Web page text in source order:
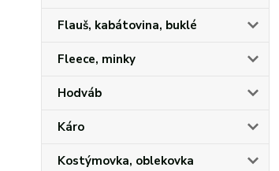
Flauš, kabátovina, buklé
Fleece, minky
Hodváb
Káro
Kostýmovka, oblekovka